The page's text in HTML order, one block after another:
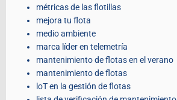
métricas de las flotillas
mejora tu flota
medio ambiente
marca líder en telemetría
mantenimiento de flotas en el verano
mantenimiento de flotas
loT en la gestión de flotas